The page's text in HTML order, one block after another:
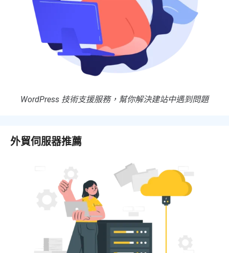
WordPress 技術支援服務，幫你解決建站中遇到問題
外貿伺服器推薦